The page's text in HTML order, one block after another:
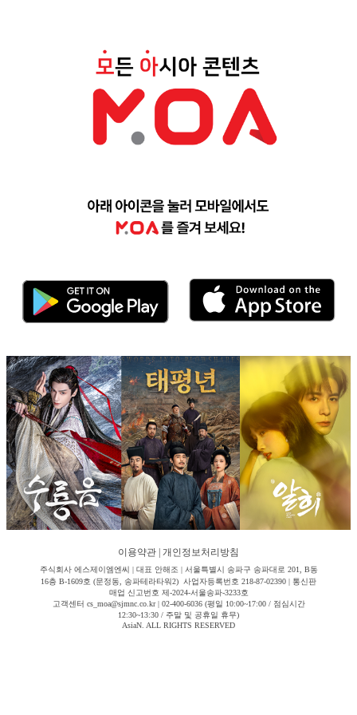
이용약관 개인정보처리방침
주식회사 에스제이엠엔씨 | 대표 안해조 | 서울특별시 송파구 송파대로 201, B동
16층 B-1609호 (문정동, 송파테라타워2) 사업자등록번호 218-87-02390 | 통신판
매업 신고번호 제-2024-서울송파-3233호
고객센터 cs_moa@sjmnc.co.kr | 02-400-6036 (평일 10:00~17:00 / 점심시간
12:30~13:30 / 주말 및 공휴일 휴무)
AsiaN. ALL RIGHTS RESERVED